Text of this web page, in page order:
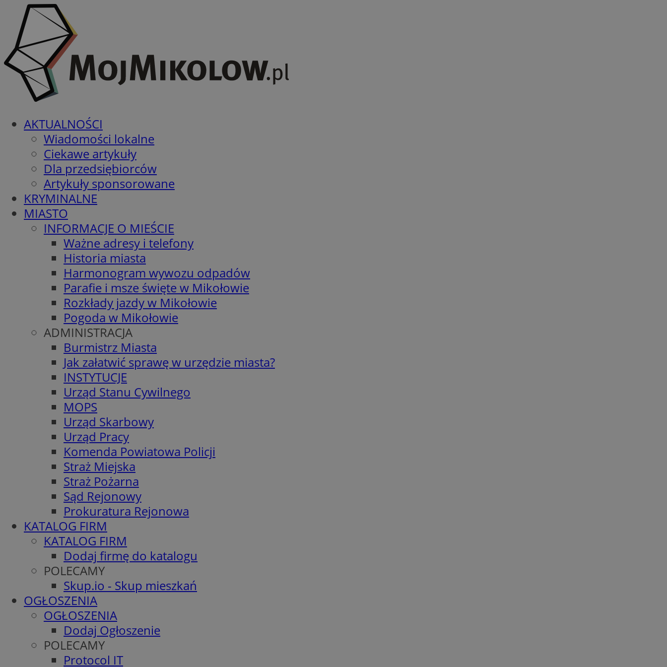
AKTUALNOŚCI
Wiadomości lokalne
Ciekawe artykuły
Dla przedsiębiorców
Artykuły sponsorowane
KRYMINALNE
MIASTO
INFORMACJE O MIEŚCIE
Ważne adresy i telefony
Historia miasta
Harmonogram wywozu odpadów
Parafie i msze święte w Mikołowie
Rozkłady jazdy w Mikołowie
Pogoda w Mikołowie
ADMINISTRACJA
Burmistrz Miasta
Jak załatwić sprawę w urzędzie miasta?
INSTYTUCJE
Urząd Stanu Cywilnego
MOPS
Urząd Skarbowy
Urząd Pracy
Komenda Powiatowa Policji
Straż Miejska
Straż Pożarna
Sąd Rejonowy
Prokuratura Rejonowa
KATALOG FIRM
KATALOG FIRM
Dodaj firmę do katalogu
POLECAMY
Skup.io - Skup mieszkań
OGŁOSZENIA
OGŁOSZENIA
Dodaj Ogłoszenie
POLECAMY
Protocol IT